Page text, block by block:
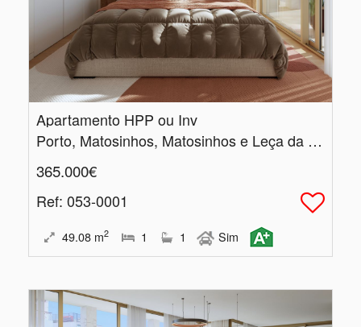
Apartamento HPP ou Inv
Porto, Matosinhos, Matosinhos e Leça da Palmeira
365.000€
Ref: 053-0001
49.08 m2 1 1 Sim